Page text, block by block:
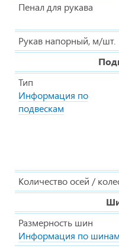
Пенал для рукава
Рукав напорный, м/шт.
Тип
Информация по
подвескам
Количество осей /
Размерность шин
Информация по шинам